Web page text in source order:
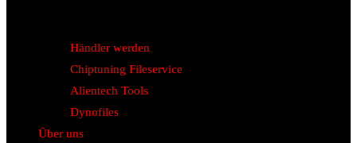
Händler werden
Chiptuning Fileservice
Alientech Tools
Dynofiles
Über uns